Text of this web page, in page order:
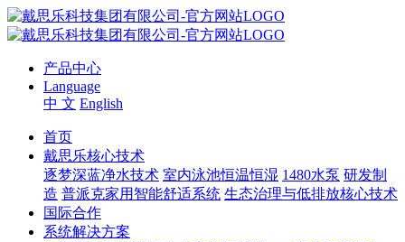
产品中心
Language
中 文 English
首页
戴思乐核心技术
逐梦深蓝净水技术 室内泳池恒温恒湿 1480水泵 研发制
造 普派克家用智能舒适系统 生态治理与低排放核心技术
国际合作
系统解决方案